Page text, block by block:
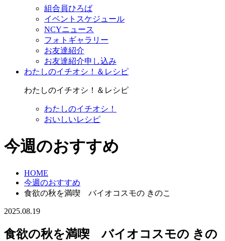
組合員ひろば
イベントスケジュール
NCYニュース
フォトギャラリー
お友達紹介
お友達紹介申し込み
わたしのイチオシ！＆レシピ
わたしのイチオシ！＆レシピ
わたしのイチオシ！
おいしいレシピ
今週のおすすめ
HOME
今週のおすすめ
食欲の秋を満喫 バイオコスモの きのこ
2025.08.19
食欲の秋を満喫 バイオコスモの きの